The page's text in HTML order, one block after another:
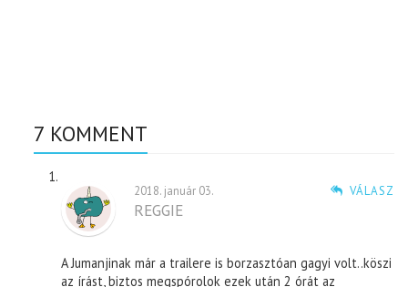
7 KOMMENT
VÁLASZ
2018. január 03.
REGGIE
A Jumanjinak már a trailere is borzasztóan gagyi volt..köszi
az írást, biztos megspórolok ezek után 2 órát az